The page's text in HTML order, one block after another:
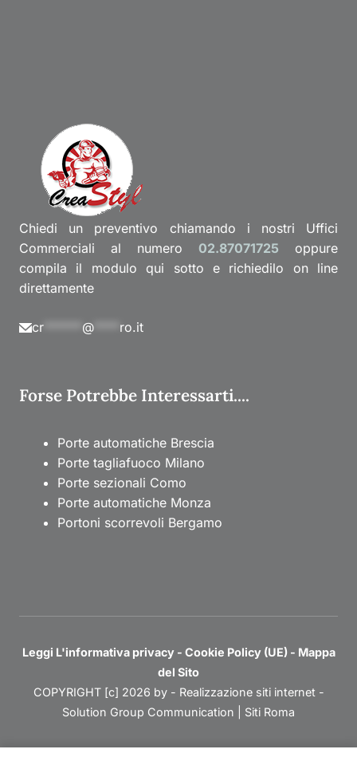
Chiedi un preventivo chiamando i nostri Uffici
Commerciali al numero 02.87071725 oppure
compila il modulo qui sotto e richiedilo on line
direttamente
cr @ ro.it
Forse Potrebbe Interessarti....
Porte automatiche Brescia
Porte tagliafuoco Milano
Porte sezionali Como
Porte automatiche Monza
Portoni scorrevoli Bergamo
Leggi L'informativa privacy- Cookie Policy (UE)- Mappa
del Sito
COPYRIGHT [c] 2026 by - Realizzazione siti internet-
Solution Group Communication
Siti Roma